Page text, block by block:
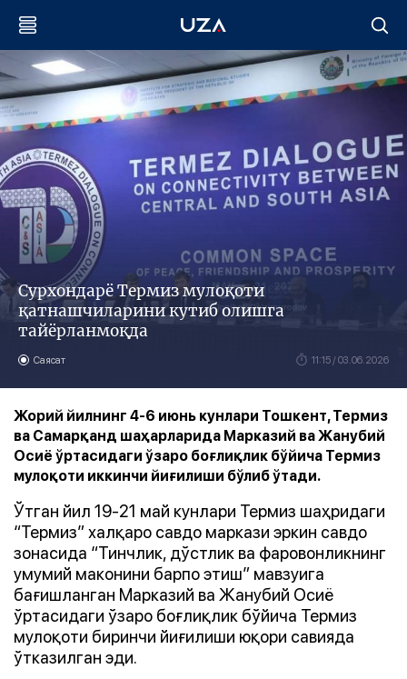
Сурхондарё Термиз мулоқоти
қатнашчиларини кутиб олишга
тайёрланмоқда
Саясат 11:15 / 03.06.2026
Жорий йилнинг 4-6 июнь кунлари Тошкент, Термиз
ва Самарқанд шаҳарларида Марказий ва Жанубий
Осиё ўртасидаги ўзаро боғлиқлик бўйича Термиз
мулоқоти иккинчи йиғилиши бўлиб ўтади.
Ўтган йил 19-21 май кунлари Термиз шаҳридаги
“Термиз” халқаро савдо маркази эркин савдо
зонасида “Тинчлик, дўстлик ва фаровонликнинг
умумий маконини барпо этиш” мавзуига
бағишланган Марказий ва Жанубий Осиё
ўртасидаги ўзаро боғлиқлик бўйича Термиз
мулоқоти биринчи йиғилиши юқори савияда
ўтказилган эди.